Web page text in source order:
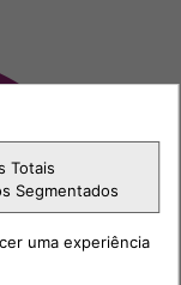
Totais
Segmentados
uma experiência